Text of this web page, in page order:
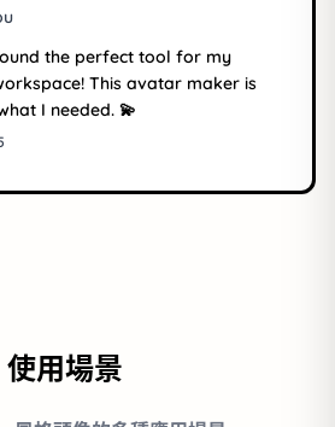
the perfect tool for my
This avatar maker is
I needed. 💫
使用場景